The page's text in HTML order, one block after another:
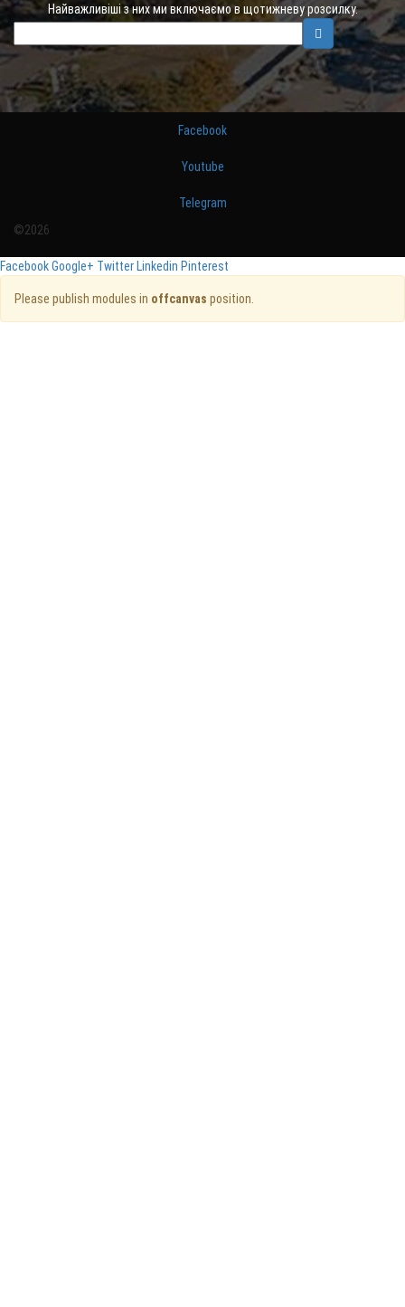
Найважливіші з них ми включаємо в щотижневу розсилку.
Facebook
Youtube
Telegram
©2026
FacebookGoogle+ TwitterLinkedin Pinterest
Please publish modules in offcanvas position.